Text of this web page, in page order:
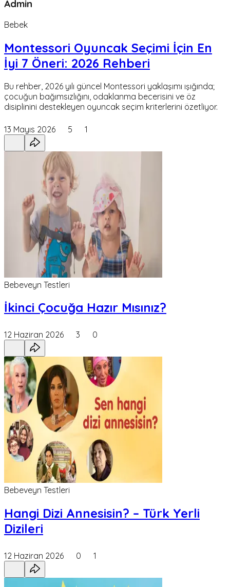
Admin
Bebek
Montessori Oyuncak Seçimi İçin En
İyi 7 Öneri: 2026 Rehberi
Bu rehber, 2026 yılı güncel Montessori yaklaşımı ışığında;
çocuğun bağımsızlığını, odaklanma becerisini ve öz
disiplinini destekleyen oyuncak seçim kriterlerini özetliyor.
13 Mayıs 2026 5 1
Bebeveyn Testleri
İkinci Çocuğa Hazır Mısınız?
12 Haziran 2026 3 0
Bebeveyn Testleri
Hangi Dizi Annesisin? – Türk Yerli
Dizileri
12 Haziran 2026 0 1